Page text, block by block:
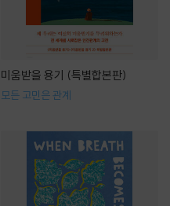
미움받을 용기 (특별합본판)
모든 고민은 관계